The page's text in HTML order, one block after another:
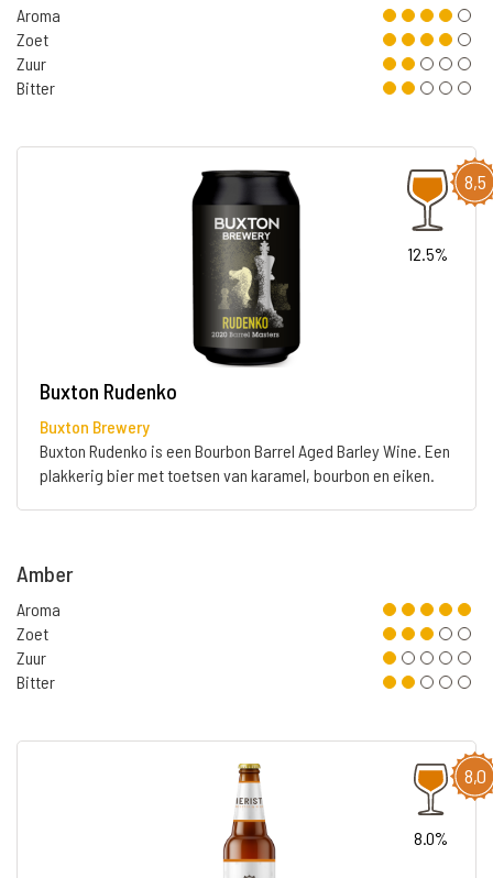
Aroma
Zoet
Zuur
Bitter
8,5
12.5%
Buxton Rudenko
Buxton Brewery
Buxton Rudenko is een Bourbon Barrel Aged Barley Wine. Een
plakkerig bier met toetsen van karamel, bourbon en eiken.
Amber
Aroma
Zoet
Zuur
Bitter
8,0
8.0%